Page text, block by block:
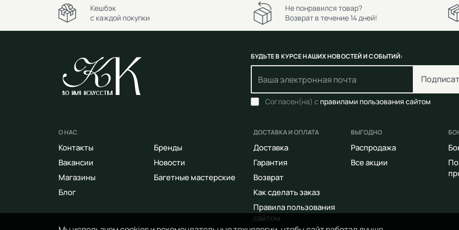
Кешбэк
с каждой покупки
Не понравился товар?
Возврат в течение 14 дней!
БУДЬТЕ В КУРСЕ НАШИХ НОВОСТЕЙ И СОБЫТИЙ:
Согласен(на) с правилами пользования сайтом
О НАС
Контакты
Вакансии
Магазины
Блог
Бренды
Новости
Багетные мастерские
ДОСТАВКА И ОПЛАТА
Доставка
Гарантия
Возврат
Как сделать заказ
Правила пользования
сайтом
ВЫГОДНО
Распродажа
Все акции